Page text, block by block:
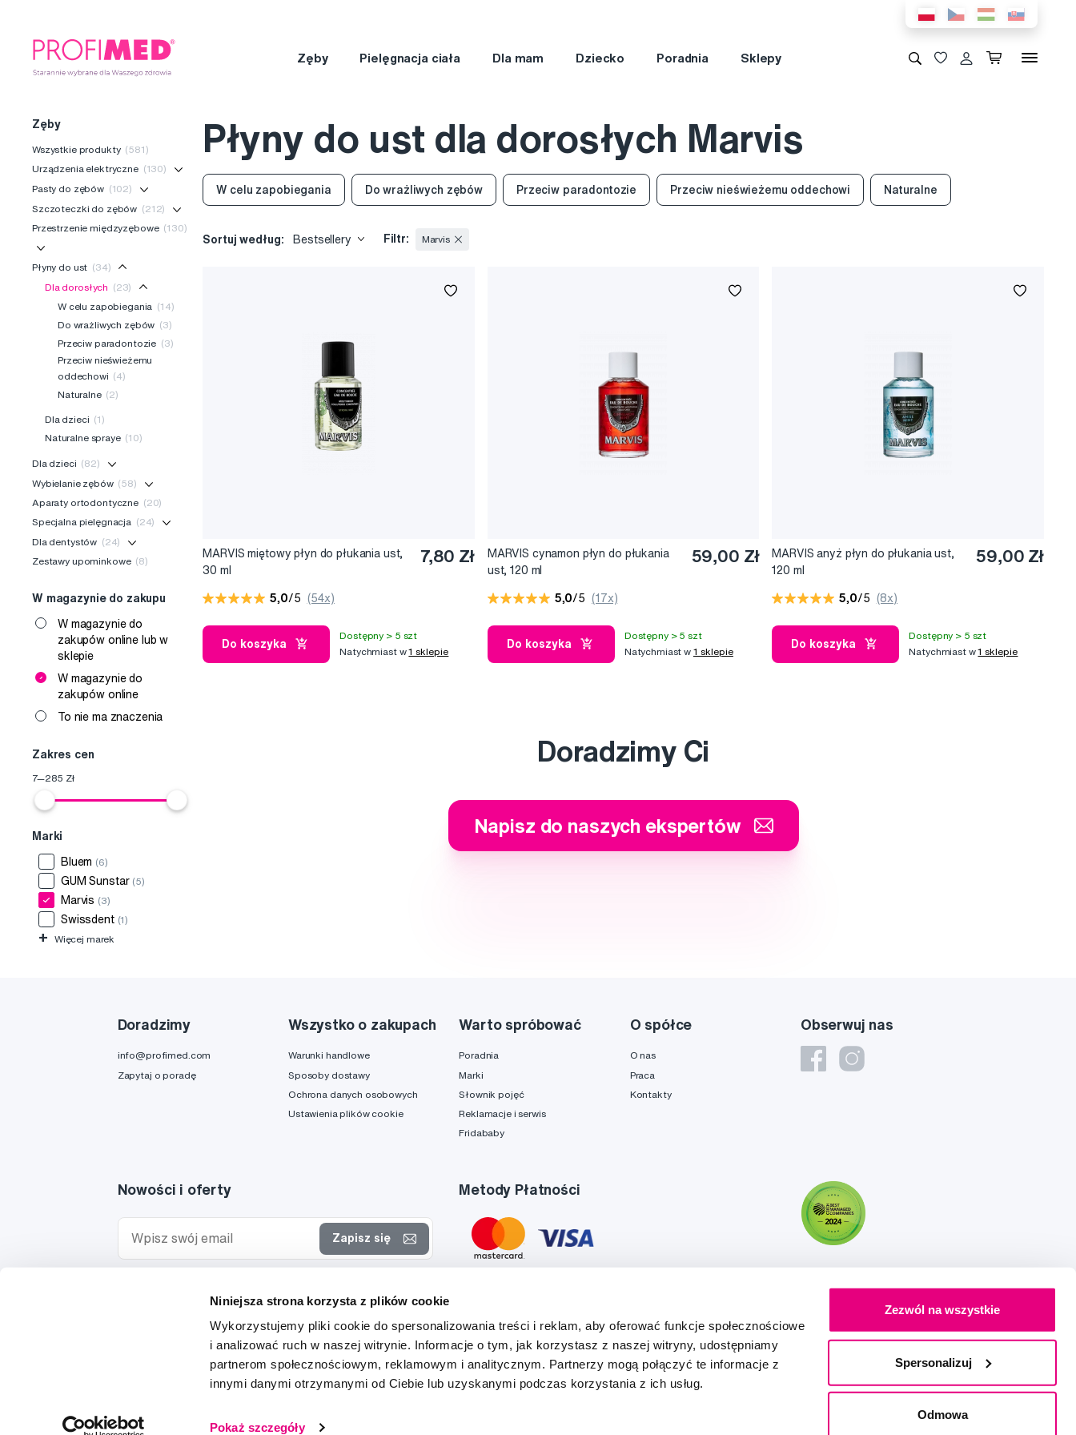
Niniejsza strona korzysta z plików cookie
Wykorzystujemy pliki cookie do spersonalizowania treści i reklam, aby oferować funkcje społecznościowe
i analizować ruch w naszej witrynie. Informacje o tym, jak korzystasz z naszej witryny, udostępniamy
partnerom społecznościowym, reklamowym i analitycznym. Partnerzy mogą połączyć te informacje z
innymi danymi otrzymanymi od Ciebie lub uzyskanymi podczas korzystania z ich usług.
Pokaż szczegóły
Zezwól na wszystkie
Spersonalizuj
Odmowa
Zęby Pielęgnacja ciała Dla mam Dziecko Poradnia Sklepy
Zęby
Wszystkie produkty (581)
Urządzenia elektryczne (130)
Pasty do zębów (102)
Szczoteczki do zębów (212)
Przestrzenie międzyzębowe (130)
Płyny do ust (34)
Dla dorosłych (23)
W celu zapobiegania (14)
Do wrażliwych zębów (3)
Przeciw paradontozie (3)
Przeciw nieświeżemu
oddechowi (4)
Naturalne (2)
Dla dzieci (1)
Naturalne spraye (10)
Dla dzieci (82)
Wybielanie zębów (58)
Aparaty ortodontyczne (20)
Specjalna pielęgnacja (24)
Dla dentystów (24)
Zestawy upominkowe (8)
W magazynie do zakupu
W magazynie do
zakupów online lub w
sklepie
W magazynie do
zakupów online
To nie ma znaczenia
Zakres cen
7—285 Zł
Marki
Bluem (6)
GUM Sunstar (5)
Marvis (3)
Swissdent (1)
+ Więcej marek
Płyny do ust dla dorosłych Marvis
W celu zapobiegania Do wrażliwych zębów Przeciw paradontozie Przeciw nieświeżemu oddechowi Naturalne
Sortuj według: Bestsellery Filtr: Marvis
MARVIS miętowy płyn do płukania ust,
30 ml
7,80 Zł
5,0/5 (54x)
Do koszyka
Dostępny > 5 szt
Natychmiast w1 sklepie
MARVIS cynamon płyn do płukania
ust, 120 ml
59,00 Zł
5,0/5 (17x)
Do koszyka
Dostępny > 5 szt
Natychmiast w 1 sklepie
MARVIS anyż płyn do płukania ust,
120 ml
59,00 Zł
5,0/5 (8x)
Do koszyka
Dostępny > 5 szt
Natychmiast w1 sklepie
Doradzimy Ci
Napisz do naszych ekspertów
Obserwuj nas
Doradzimy
info@profimed.com
Zapytaj o poradę
Wszystko o zakupach
Warunki handlowe
Sposoby dostawy
Ochrona danych osobowych
Ustawienia plików cookie
Warto spróbować
Poradnia
Marki
Słownik pojęć
Reklamacje i serwis
Fridababy
O spółce
O nas
Praca
Kontakty
Nowości i oferty
Zapisz się
specjalnych i wyrażam zgodę naprzetwarzanie danych
w tym celu.
Metody Płatności
Tato stránka je chráněna službou reCAPTCHA a platí zdeZásady ochrany soukromí a
Stworzony z miłościąIZON+2FRESH